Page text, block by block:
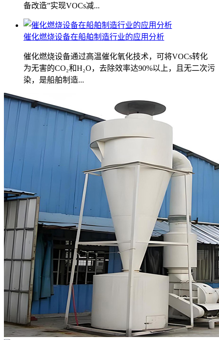
备改造”实现VOCs减...
催化燃烧设备在船舶制造行业的应用分析
催化燃烧设备通过高温催化氧化技术，可将VOCs转化
为无害的CO₂和H₂O，去除效率达90%以上，且无二次污
染，是船舶制造...